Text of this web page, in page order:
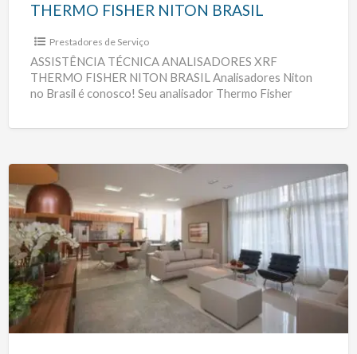
THERMO FISHER NITON BRASIL
Prestadores de Serviço
ASSISTÊNCIA TÉCNICA ANALISADORES XRF
THERMO FISHER NITON BRASIL Analisadores Niton
no Brasil é conosco! Seu analisador Thermo Fisher
Helbor
Apto
Campo
Belo